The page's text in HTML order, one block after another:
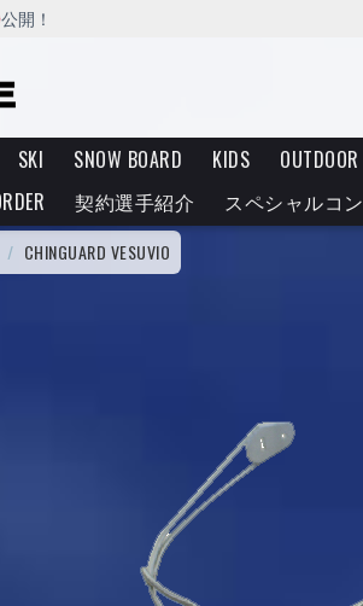
公開！
SKI SNOW BOARD KIDS OUTDOOR
契約選手紹介 スペシャルコ
/ CHINGUARD VESUVIO